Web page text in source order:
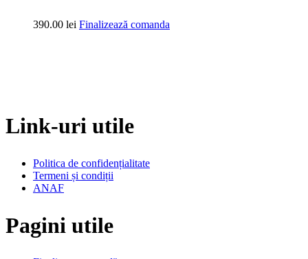
390.00 lei Finalizează comanda
Link-uri utile
Politica de confidențialitate
Termeni și condiții
ANAF
Pagini utile